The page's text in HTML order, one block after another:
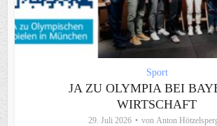
Sport
JA ZU OLYMPIA BEI
WIRTSCHAFT
29. Juli 2026 von Anton